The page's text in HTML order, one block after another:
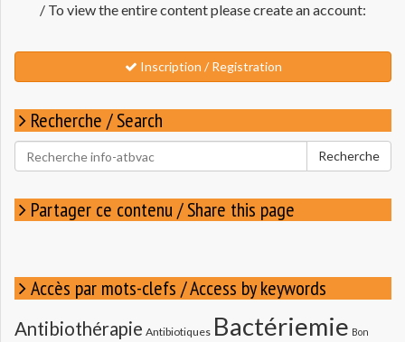
/ To view the entire content please create an account:
Inscription / Registration
Recherche / Search
Rechercher
pour
Recherche
Partager ce contenu / Share this page
Accès par mots-clefs / Access by keywords
Antibiothérapie Antibiotiques Bactériemie Bon